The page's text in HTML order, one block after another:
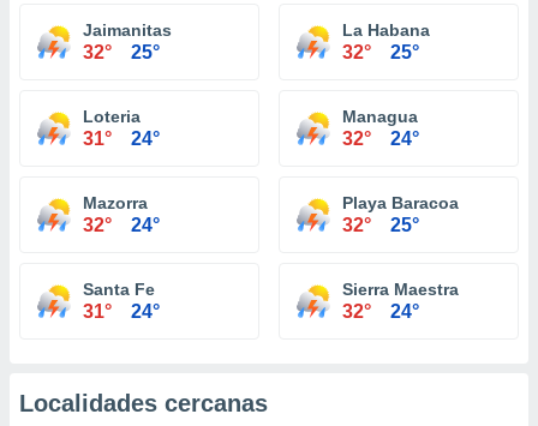
Jaimanitas
32° 25°
La Habana
32° 25°
Loteria
31° 24°
Managua
32° 24°
Mazorra
32° 24°
Playa Baracoa
32° 25°
Santa Fe
31° 24°
Sierra Maestra
32° 24°
Localidades cercanas